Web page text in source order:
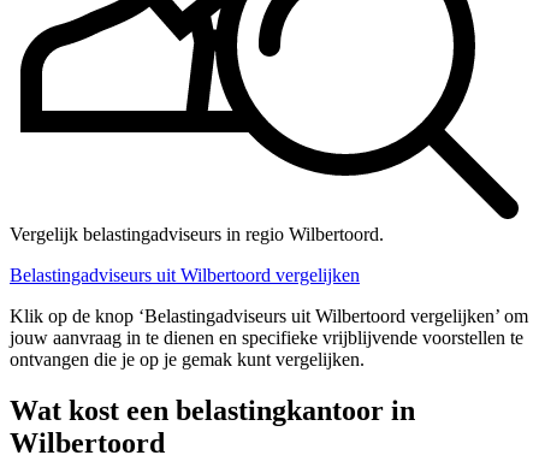
Vergelijk belastingadviseurs in regio Wilbertoord.
Belastingadviseurs uit Wilbertoord vergelijken
Klik op de knop ‘Belastingadviseurs uit Wilbertoord vergelijken’ om
jouw aanvraag in te dienen en specifieke vrijblijvende voorstellen te
ontvangen die je op je gemak kunt vergelijken.
Wat kost een belastingkantoor in
Wilbertoord